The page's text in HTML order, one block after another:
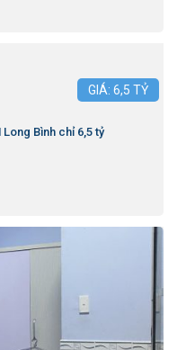
GIÁ: 6,5 TỶ
Bình chỉ 6,5 tỷ